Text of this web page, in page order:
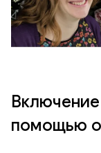
помощью